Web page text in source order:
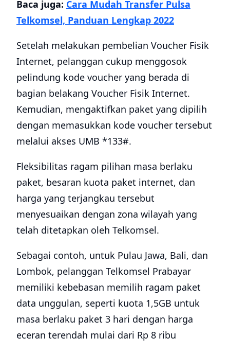
Baca juga: Cara Mudah Transfer Pulsa
Telkomsel, Panduan Lengkap 2022
Setelah melakukan pembelian Voucher Fisik
Internet, pelanggan cukup menggosok
pelindung kode voucher yang berada di
bagian belakang Voucher Fisik Internet.
Kemudian, mengaktifkan paket yang dipilih
dengan memasukkan kode voucher tersebut
melalui akses UMB *133#.
Fleksibilitas ragam pilihan masa berlaku
paket, besaran kuota paket internet, dan
harga yang terjangkau tersebut
menyesuaikan dengan zona wilayah yang
telah ditetapkan oleh Telkomsel.
Sebagai contoh, untuk Pulau Jawa, Bali, dan
Lombok, pelanggan Telkomsel Prabayar
memiliki kebebasan memilih ragam paket
data unggulan, seperti kuota 1,5GB untuk
masa berlaku paket 3 hari dengan harga
eceran terendah mulai dari Rp 8 ribu